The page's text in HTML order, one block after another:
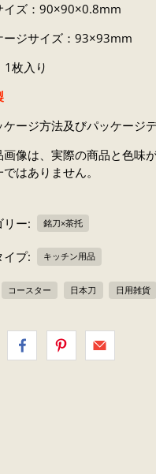
イズ：90×90×0.8mm
ージサイズ：93×93mm
枚入り
ージ方法及びパッケージ
像は、実際の商品と色味
はありません。
リー: 銘刀×茶托
イプ: キッチン用品
コースター 日本刀 日用雑貨